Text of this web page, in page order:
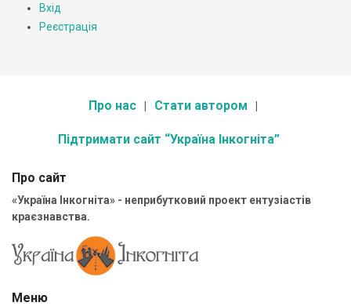
Вхід
Реєстрація
Про нас Стати автором
Підтримати сайт “Україна Інкогніта”
Про сайт
«Україна Інкогніта» - неприбутковий проект ентузіастів
краєзнавства.
Меню